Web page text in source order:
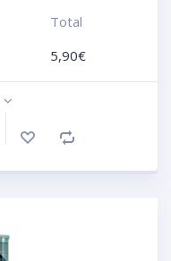
Total
5,90€